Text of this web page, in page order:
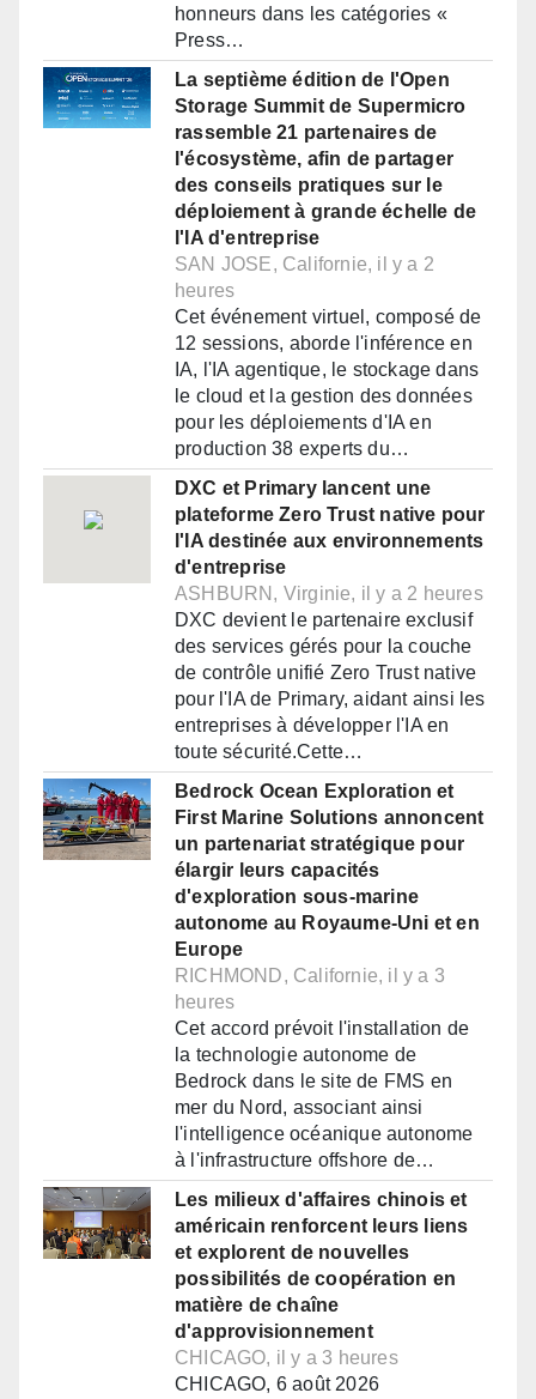
honneurs dans les catégories «
Press…
La septième édition de l'Open
Storage Summit de Supermicro
rassemble 21 partenaires de
l'écosystème, afin de partager
des conseils pratiques sur le
déploiement à grande échelle de
l'IA d'entreprise
SAN JOSE, Californie, il y a 2
heures
Cet événement virtuel, composé de
12 sessions, aborde l'inférence en
IA, l'IA agentique, le stockage dans
le cloud et la gestion des données
pour les déploiements d'IA en
production 38 experts du…
DXC et Primary lancent une
plateforme Zero Trust native pour
l'IA destinée aux environnements
d'entreprise
ASHBURN, Virginie, il y a 2 heures
DXC devient le partenaire exclusif
des services gérés pour la couche
de contrôle unifié Zero Trust native
pour l'IA de Primary, aidant ainsi les
entreprises à développer l'IA en
toute sécurité.Cette…
Bedrock Ocean Exploration et
First Marine Solutions annoncent
un partenariat stratégique pour
élargir leurs capacités
d'exploration sous-marine
autonome au Royaume-Uni et en
Europe
RICHMOND, Californie, il y a 3
heures
Cet accord prévoit l'installation de
la technologie autonome de
Bedrock dans le site de FMS en
mer du Nord, associant ainsi
l'intelligence océanique autonome
à l'infrastructure offshore de…
Les milieux d'affaires chinois et
américain renforcent leurs liens
et explorent de nouvelles
possibilités de coopération en
matière de chaîne
d'approvisionnement
CHICAGO, il y a 3 heures
CHICAGO, 6 août 2026